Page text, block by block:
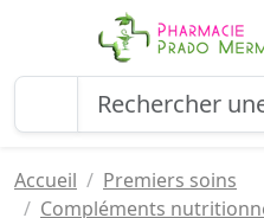
Accueil
Premiers soins
Compléments